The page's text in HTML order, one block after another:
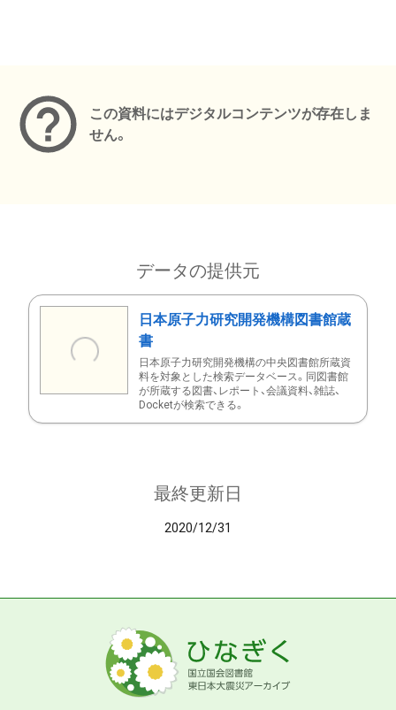
この資料にはデジタルコンテンツが存在しま
せん。
データの提供元
日本原子力研究開発機構図書館蔵
書
日本原子力研究開発機構の中央図書館所蔵資
料を対象とした検索データベース。同図書館
が所蔵する図書、レポート、会議資料、雑誌、
Docketが検索できる。
最終更新日
2020/12/31